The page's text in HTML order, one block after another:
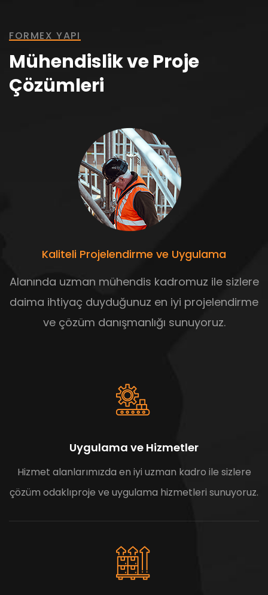
FORMEX YAPI
Mühendislik ve Proje
Çözümleri
Kaliteli Projelendirme ve Uygulama
Alanında uzman mühendis kadromuz ile sizlere
daima ihtiyaç duyduğunuz en iyi projelendirme
ve çözüm danışmanlığı sunuyoruz.
Uygulama ve Hizmetler
Hizmet alanlarımızda en iyi uzman kadro ile sizlere
çözüm odaklıproje ve uygulama hizmetleri sunuyoruz.